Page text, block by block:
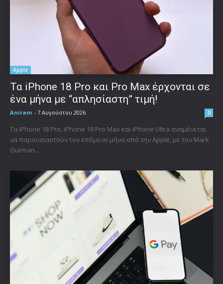
Apple
Τα iPhone 18 Pro και Pro Max έρχονται σε
ένα μήνα με “απλησίαστη” τιμή!
Aniram - 7 Αυγούστου 2026 0
Τα iPhone 18 Pro, iPhone 18 Pro Max και iPhone Ultra αναμένεται
να παρουσιαστούν τον επόμενο μήνα από την Apple, με τον Mark
Gurman...